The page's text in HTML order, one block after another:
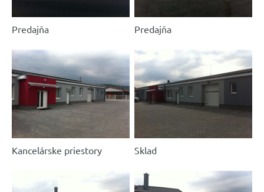
Predajňa Predajňa
Kancelárske priestory Sklad